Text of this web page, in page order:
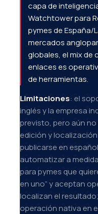
capa de
Watchtower para
pymes de España/
mercados
globales, el mix de
enlaces es
de herramientas.
Limitaciones: el
inglés y la empresa
previsto, pero aún
edición y
publicarse en
automatizar a
para pymes que
en uno” y aceptan
localizan el
operación nativa en